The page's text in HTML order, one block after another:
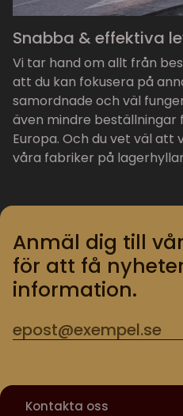
Snabba & effektiva
Vi tar hand om allt från
att du kan fokusera på
samordnade och väl
även mindre
Europa. Och du vet väl att
våra fabriker på
Anmäl dig till
för att få
information.
Kontakta oss